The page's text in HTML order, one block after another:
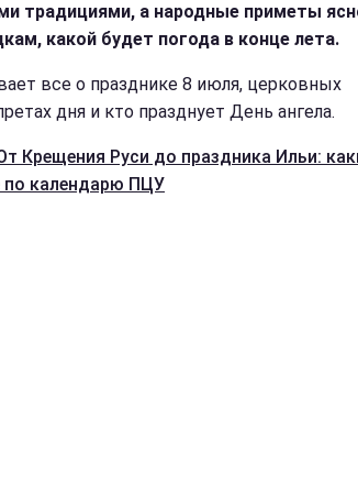
традициями, а народные приметы
какой будет погода в конце лета.
все о празднике 8 июля, церковных
дня и кто празднует День ангела.
Крещения Руси до праздника Ильи:
календарю ПЦУ